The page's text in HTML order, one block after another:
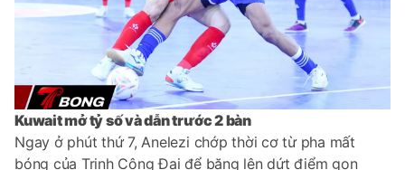
Kuwait mở tỷ số và dẫn trước 2 bàn
Ngay ở phút thứ 7, Anelezi chớp thời cơ từ pha mất
bóng của Trịnh Công Đại để băng lên dứt điểm gọn